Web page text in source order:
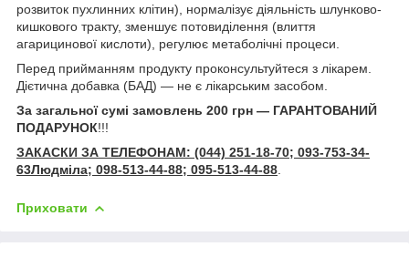
розвиток пухлинних клітин), нормалізує діяльність шлунково-
кишкового тракту, зменшує потовиділення (влиття
агарицинової кислоти), регулює метаболічні процеси.
Перед прийманням продукту проконсультуйтеся з лікарем.
Дієтична добавка (БАД) — не є лікарським засобом.
За загальної сумі замовлень 200 грн — ГАРАНТОВАНИЙ
ПОДАРУНОК!!!
ЗАКАСКИ ЗА ТЕЛЕФОНАМ: (044) 251-18-70; 093-753-34-
63Людміла; 098-513-44-88; 095-513-44-88
Приховати